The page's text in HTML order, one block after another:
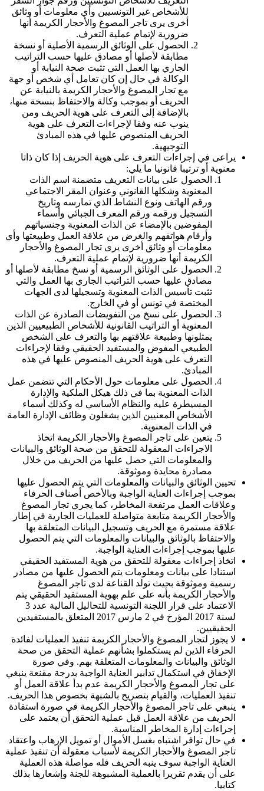
للأشخاص غير التونسيين وأي معلومات أو وثائق
أخرى يرى تاجر المصوغ والأحجار الكريمة أنها
ضرورية لإتمام عملية التعرف.
الحصول على الوثائق الرسمية الأصلية أو نسخة
مطابقة لأصلها أو مصادق عليها حسب التراتيب
الجاري بها العمل التي تثبت صحة النيابة أو
الوكالة في حال إن كان تعامل أي شخص أو جهة
مع تجار المصوغ والأحجار الكريمة بالنيابة عن
الحريف أو بموجب وكالة والاحتفاظ بنسخة منها،
بالإضافة إلى التعرف على هوية الحريف ومن
ينوب عنه وفقا لإجراءات التعرف على هوية
الحريف المنصوص عليها في هذه المبادئ
التوجيهية.
يراعى في إجراءات التعرف على هوية الحريف إذا كان ذاتا
معنوية أو ترتيبا قانونيا ما يلي:
الحصول على بيانات التعريف متضمنة اسم الذات
المعنوية وشكلها القانوني وعنوان المقر الاجتماعي
ورقم الهاتف ونوع النشاط الذي تمارسه وتاريخ
التسجيل ورقمه ورقم المعرف الجبائي وأسماء
المفوضين بالإمضاء عن الذات المعنوية وجنسياتهم
وأرقام هواتفهم والغرض من علاقة العمل وطبيعتها وأي
معلومات أو وثائق أخرى يرى تجار المصوغ والأحجار
الكريمة أنها ضرورية لإتمام عملية التعرف.
الحصول على الوثائق الرسمية أو نسخ مطابقة لأصلها أو
مصادق عليها حسب التراتيب الجاري بها العمل والتي
تثبت تأسيس الذات المعنوية وتسجيلها لدى الجهات
المختصة في تونس أو في الخارج.
الحصول على نسخ من التفويضات الصادرة عن الذات
المعنوية أو التراتيب القانونية للأشخاص الطبيعيين الذين
يمثلونها وطبيعة علاقتهم بها والتعرف على الشخص
الطبيعي المفوض والمستفيد الحقيقي وفقا لإجراءات
التعرف على هوية الحريف المنصوص عليها في هذه
المبادئ.
الحصول على معلومات حول الأحكام التي تتضمن عمل
الذات المعنوية بما في ذلك هيكل الملكية والإدارة
المسيطرة عليه والنظام الأساسي له وكذلك أسماء
الأشخاص المعنيين الذين يشغلون وظائف الإدارة العامة
في الذات المعنوية.
يتعين على تاجر المصوغ والأحجار الكريمة اتخاذ
الاجراءات المعقولة للتحقق من صحة الوثائق والبيانات
والمعلومات التي حصل عليها من الحريف من خلال
مصادرة محايدة وموثوقة.
تحيين الوثائق والبيانات والمعلومات التي يتم الحصول عليها
بموجب إجراءات العناية الواجبة وبالأخص أصناف الحرفاء
وعلاقات العمل مرتفعة المخاطر، كما يجري تجار المصوغ
والأحجار الكريمة متابعة متواصلة للعمليات الجارية في إطار
علاقة مستمرة مع الحريف وتسجيل البيانات المتعلقة بها
والاحتفاظ بالوثائق والبيانات والمعلومات التي يتم الحصول
عليها بموجب إجراءات العناية الواجبة.
اتخاذ إجراءات معقولة للتحقق من هوية المستفيد الحقيقي
استنادا على بيانات ومعلومات يتم الحصول عليها من مصادر
رسمية وموثوقة بحيث تولد القناعة لدى تاجر المصوغ
والأحجار الكريمة بأنه على علم بهوية المستفيد الحقيقي يتم
الاعتماد على قرار اللجنة التونسية للتحاليل المالية عدد 3
لسنة 2017 المؤرخ في 2 مارس 2017 المتعلق بالمستفيدين
الحقيقيين.
لا يجوز لتجار المصوغ والأحجار الكريمة تنفيذ العمليات لفائدة
الحرفاء الذين لم يستكملوا بشأنهم عملية التحقق من صحة
الوثائق والبيانات والمعلومات المتعلقة بهم. وفي صورة
الإخفاق في استكمال تدابير العناية الواجبة بدرجة مقنعة ينبغي
على تجار المصوغ والأحجار الكريمة عدم بدأ علاقة العمل أو
تنفيذ العمليات، والقيام بتصريح بالشبهة بخصوص هذا الحريف.
ينبغي على تاجر المصوغ والأحجار الكريمة في صورة استفادة
الحريف من علاقة العمل قبل عملية التحقق أن يعتمد على
إجراءات إدارة المخاطر المناسبة.
في حال توافر اشتباه بغسل الأموال أو تمويل الإرهاب واعتقاد
تاجر المصوغ والأحجار الكريمة لأسباب معقولة أن تنفيذ عملية
العناية الواجبة سوف ينبه الحريف فله مواصلة هذه العملية
على أن يقدم تقريرا بالعملية المشبوهة للجنة وإشعارها بذلك
كتابيا.